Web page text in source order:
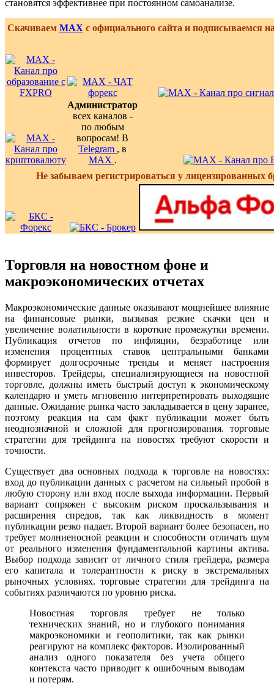
становятся эффективнее при постоянном самоанализе.
Скачиваем MAXс официального сайта и подписываемся
Администратор
всех каналов -
по любым
вопросам! В
Telegram , в
MAX .
Не забываем регистрироваться у лицензированных
Торговля на новостном фоне и
макроэкономических отчетах
Макроэкономические данные оказывают мощнейшее влияние
на финансовые рынки, вызывая резкие скачки цен и
увеличение волатильности в короткие промежутки времени.
Публикация отчетов по инфляции, безработице или
изменения процентных ставок центральными банками
формирует долгосрочные тренды и меняет настроения
инвесторов. Трейдеры, специализирующиеся на новостной
торговле, должны иметь быстрый доступ к экономическому
календарю и уметь мгновенно интерпретировать выходящие
данные. Ожидание рынка часто закладывается в цену заранее,
поэтому реакция на сам факт публикации может быть
неоднозначной и сложной для прогнозирования. торговые
стратегии для трейдинга на новостях требуют скорости и
точности.
Существует два основных подхода к торговле на новостях:
вход до публикации данных с расчетом на сильный пробой в
любую сторону или вход после выхода информации. Первый
вариант сопряжен с высоким риском проскальзывания и
расширения спредов, так как ликвидность в момент
публикации резко падает. Второй вариант более безопасен, но
требует молниеносной реакции и способности отличать шум
от реального изменения фундаментальной картины актива.
Выбор подхода зависит от личного стиля трейдера, размера
его капитала и толерантности к риску в экстремальных
рыночных условиях. торговые стратегии для трейдинга на
событиях различаются по уровню риска.
Новостная торговля требует не только
технических знаний, но и глубокого понимания
макроэкономики и геополитики, так как рынки
реагируют на комплекс факторов. Изолированный
анализ одного показателя без учета общего
контекста часто приводит к ошибочным выводам
и потерям.